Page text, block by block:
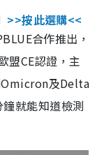
>>按此選購<<
合作推出，
盟CE認證，主
Omicron及Delta
就能知道檢測